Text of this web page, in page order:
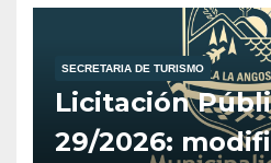
CET.
SECRETARIA DE TURISMO
Licitación
29/2026: